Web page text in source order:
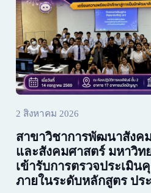
2 สิงหาคม 2026
สาขาวิชาการพัฒนาสัง
และสังคมศาสตร์ มหาวิท
เข้ารับการตรวจประเมิ
ภายในระดับหลักสูตร ปร